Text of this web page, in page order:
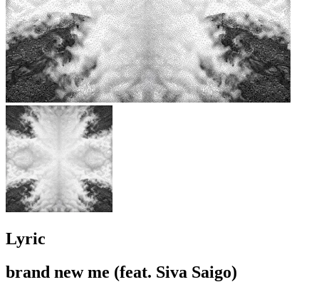
Lyric
brand new me (feat. Siva Saigo)